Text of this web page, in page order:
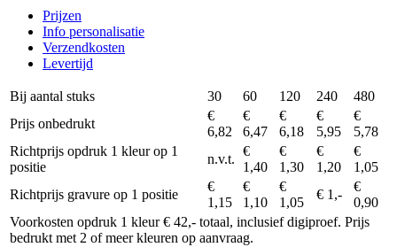
Prijzen
Info personalisatie
Verzendkosten
Levertijd
Bij aantal stuks 30 60 120 240
480
Prijs onbedrukt
€
6,82
€
6,47
€
6,18
€
5,95
€
5,78
Richtprijs opdruk 1 kleur op 1
positie
n.v.t.
€
1,40
€
1,30
€
1,20
€
1,05
Richtprijs gravure op 1 positie
€
1,15
€
1,10
€
1,05
€ 1,-
€
0,90
Voorkosten opdruk 1 kleur € 42,- totaal, inclusief digiproef. Prijs
bedrukt met 2 of meer kleuren op aanvraag.